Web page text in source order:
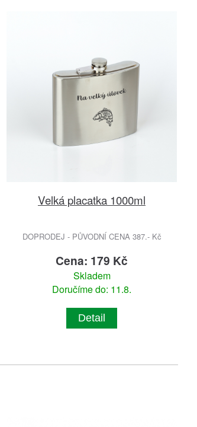
Velká placatka 1000ml
DOPRODEJ - PŮVODNÍ CENA 387.- Kč
Cena: 179 Kč
Skladem
Doručíme do: 11.8.
Detail